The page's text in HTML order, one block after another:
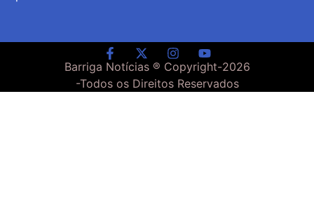
Barriga Notícias ® Copyright-2026
-Todos os Direitos Reservados